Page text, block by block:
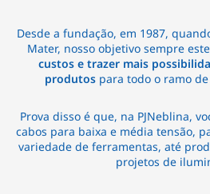
Desde a fundação, em 1987,
Mater, nosso objetivo sempre
custos e trazer mais
produtospara todo o ramo
Prova disso é que, na PJNeblina,
cabos para baixa e média tensão,
variedade de ferramentas, até
projetos de